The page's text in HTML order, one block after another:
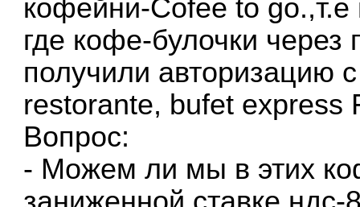
кофейни-Cofee to
где кофе-булочки
получили авторизацию
restorante, bufet express
Вопрос:
- Можем ли мы в этих